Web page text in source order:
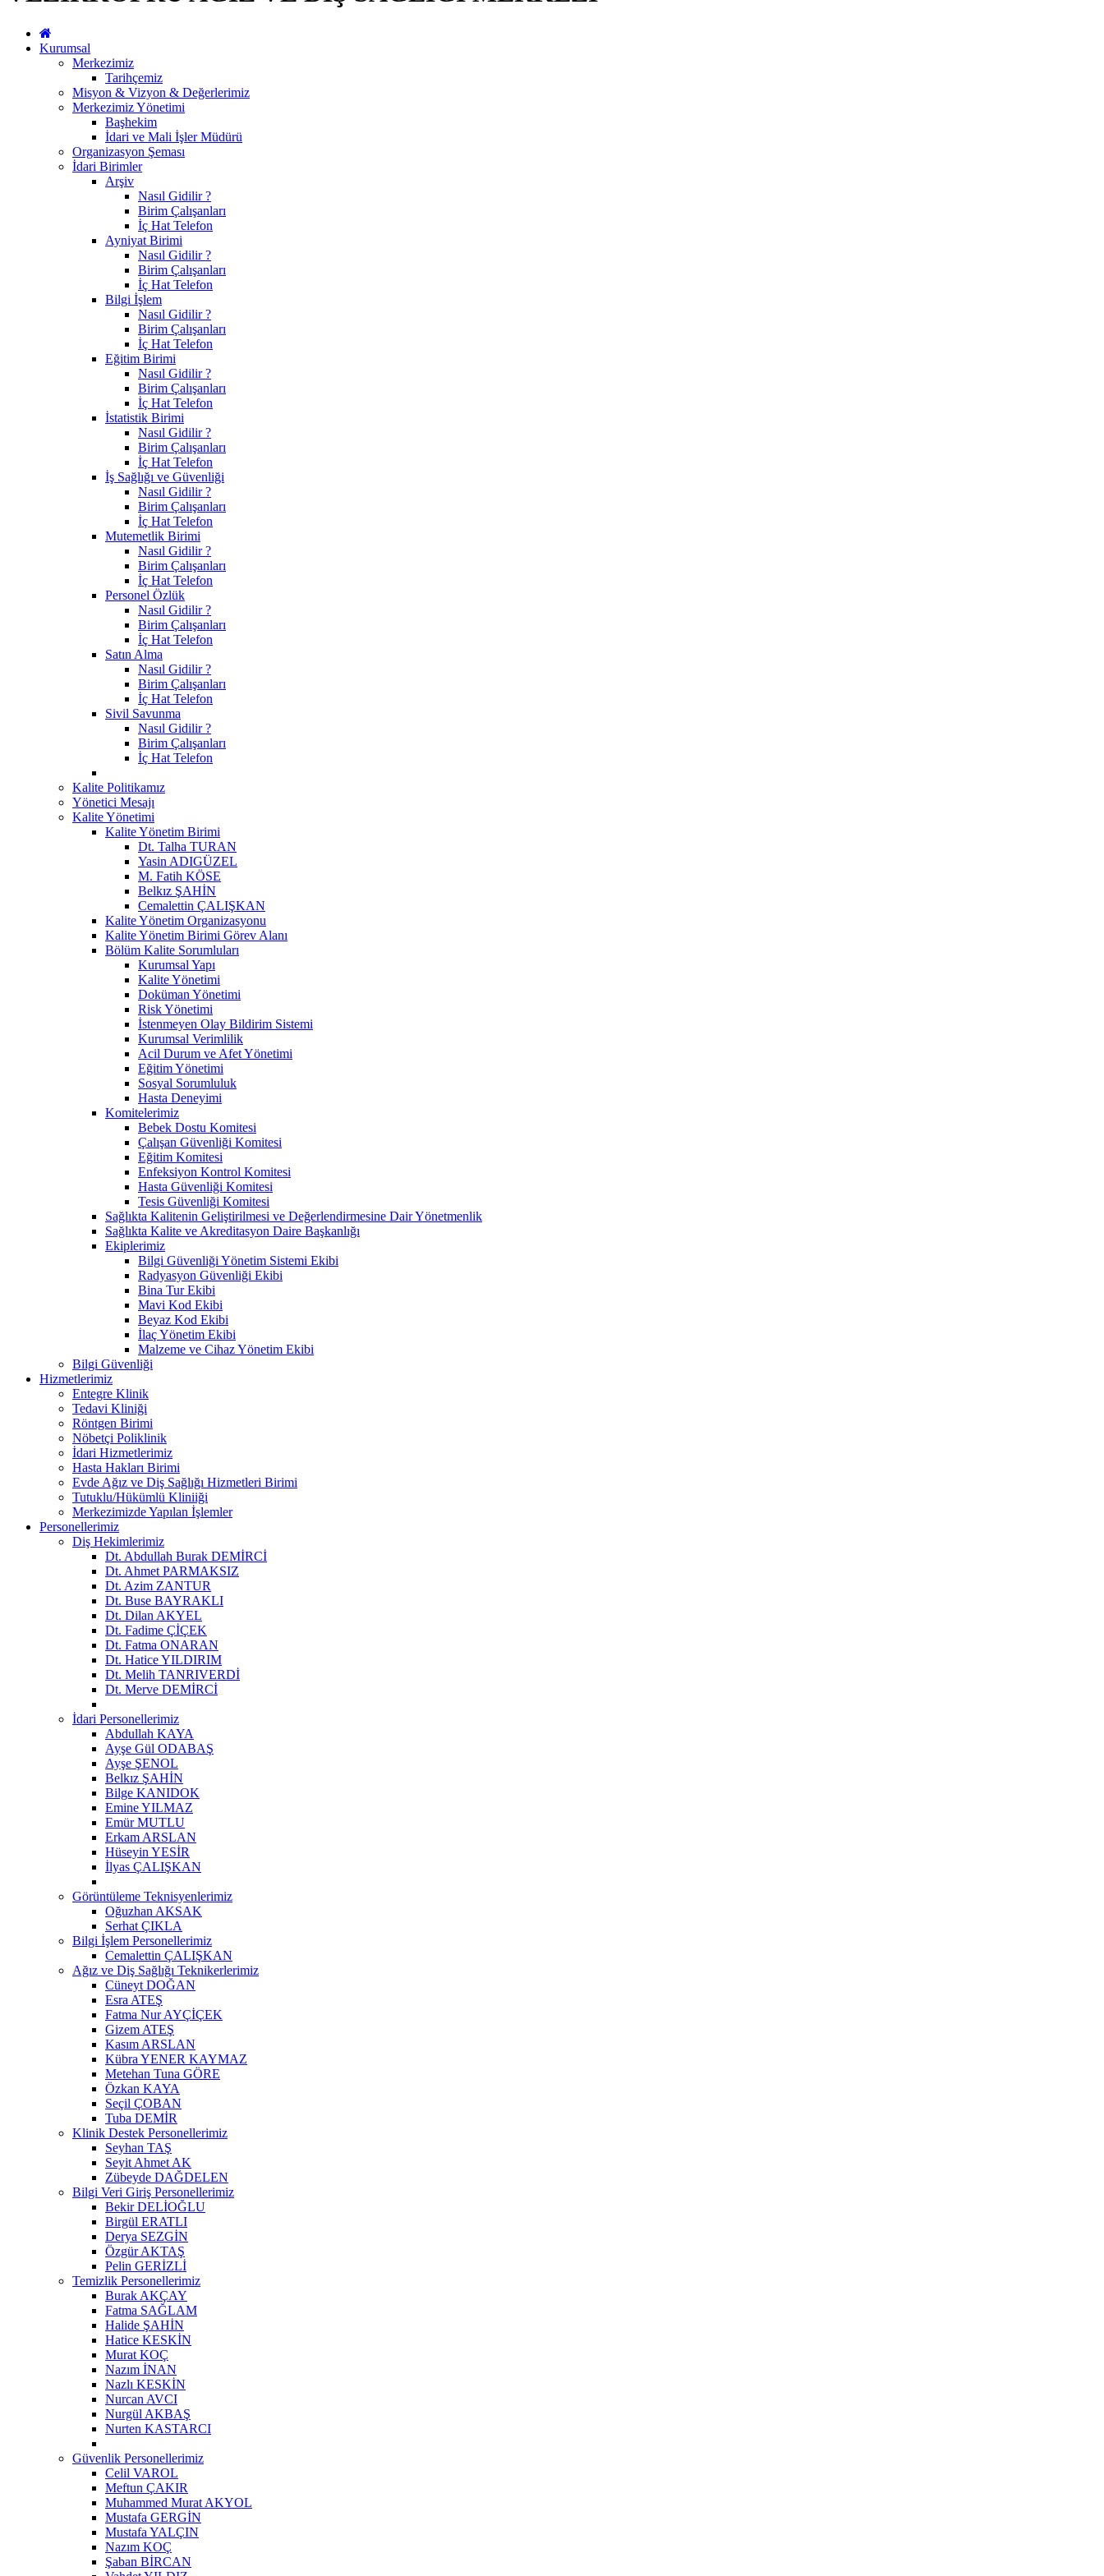
Kurumsal
Merkezimiz
Tarihçemiz
Misyon & Vizyon & Değerlerimiz
Merkezimiz Yönetimi
Başhekim
İdari ve Mali İşler Müdürü
Organizasyon Şeması
İdari Birimler
Arşiv
Nasıl Gidilir ?
Birim Çalışanları
İç Hat Telefon
Ayniyat Birimi
Nasıl Gidilir ?
Birim Çalışanları
İç Hat Telefon
Bilgi İşlem
Nasıl Gidilir ?
Birim Çalışanları
İç Hat Telefon
Eğitim Birimi
Nasıl Gidilir ?
Birim Çalışanları
İç Hat Telefon
İstatistik Birimi
Nasıl Gidilir ?
Birim Çalışanları
İç Hat Telefon
İş Sağlığı ve Güvenliği
Nasıl Gidilir ?
Birim Çalışanları
İç Hat Telefon
Mutemetlik Birimi
Nasıl Gidilir ?
Birim Çalışanları
İç Hat Telefon
Personel Özlük
Nasıl Gidilir ?
Birim Çalışanları
İç Hat Telefon
Satın Alma
Nasıl Gidilir ?
Birim Çalışanları
İç Hat Telefon
Sivil Savunma
Nasıl Gidilir ?
Birim Çalışanları
İç Hat Telefon
Kalite Politikamız
Yönetici Mesajı
Kalite Yönetimi
Kalite Yönetim Birimi
Dt. Talha TURAN
Yasin ADIGÜZEL
M. Fatih KÖSE
Belkız ŞAHİN
Cemalettin ÇALIŞKAN
Kalite Yönetim Organizasyonu
Kalite Yönetim Birimi Görev Alanı
Bölüm Kalite Sorumluları
Kurumsal Yapı
Kalite Yönetimi
Doküman Yönetimi
Risk Yönetimi
İstenmeyen Olay Bildirim Sistemi
Kurumsal Verimlilik
Acil Durum ve Afet Yönetimi
Eğitim Yönetimi
Sosyal Sorumluluk
Hasta Deneyimi
Komitelerimiz
Bebek Dostu Komitesi
Çalışan Güvenliği Komitesi
Eğitim Komitesi
Enfeksiyon Kontrol Komitesi
Hasta Güvenliği Komitesi
Tesis Güvenliği Komitesi
Sağlıkta Kalitenin Geliştirilmesi ve Değerlendirmesine Dair Yönetmenlik
Sağlıkta Kalite ve Akreditasyon Daire Başkanlığı
Ekiplerimiz
Bilgi Güvenliği Yönetim Sistemi Ekibi
Radyasyon Güvenliği Ekibi
Bina Tur Ekibi
Mavi Kod Ekibi
Beyaz Kod Ekibi
İlaç Yönetim Ekibi
Malzeme ve Cihaz Yönetim Ekibi
Bilgi Güvenliği
Hizmetlerimiz
Entegre Klinik
Tedavi Kliniği
Röntgen Birimi
Nöbetçi Poliklinik
İdari Hizmetlerimiz
Hasta Hakları Birimi
Evde Ağız ve Diş Sağlığı Hizmetleri Birimi
Tutuklu/Hükümlü Kliniiği
Merkezimizde Yapılan İşlemler
Personellerimiz
Diş Hekimlerimiz
Dt. Abdullah Burak DEMİRCİ
Dt. Ahmet PARMAKSIZ
Dt. Azim ZANTUR
Dt. Buse BAYRAKLI
Dt. Dilan AKYEL
Dt. Fadime ÇİÇEK
Dt. Fatma ONARAN
Dt. Hatice YILDIRIM
Dt. Melih TANRIVERDİ
Dt. Merve DEMİRCİ
İdari Personellerimiz
Abdullah KAYA
Ayşe Gül ODABAŞ
Ayşe ŞENOL
Belkız ŞAHİN
Bilge KANIDOK
Emine YILMAZ
Emür MUTLU
Erkam ARSLAN
Hüseyin YESİR
İlyas ÇALIŞKAN
Görüntüleme Teknisyenlerimiz
Oğuzhan AKSAK
Serhat ÇIKLA
Bilgi İşlem Personellerimiz
Cemalettin ÇALIŞKAN
Ağız ve Diş Sağlığı Teknikerlerimiz
Cüneyt DOĞAN
Esra ATEŞ
Fatma Nur AYÇİÇEK
Gizem ATEŞ
Kasım ARSLAN
Kübra YENER KAYMAZ
Metehan Tuna GÖRE
Özkan KAYA
Seçil ÇOBAN
Tuba DEMİR
Klinik Destek Personellerimiz
Seyhan TAŞ
Seyit Ahmet AK
Zübeyde DAĞDELEN
Bilgi Veri Giriş Personellerimiz
Bekir DELİOĞLU
Birgül ERATLI
Derya SEZGİN
Özgür AKTAŞ
Pelin GERİZLİ
Temizlik Personellerimiz
Burak AKÇAY
Fatma SAĞLAM
Halide ŞAHİN
Hatice KESKİN
Murat KOÇ
Nazım İNAN
Nazlı KESKİN
Nurcan AVCI
Nurgül AKBAŞ
Nurten KASTARCI
Güvenlik Personellerimiz
Celil VAROL
Meftun ÇAKIR
Muhammed Murat AKYOL
Mustafa GERGİN
Mustafa YALÇIN
Nazım KOÇ
Şaban BİRCAN